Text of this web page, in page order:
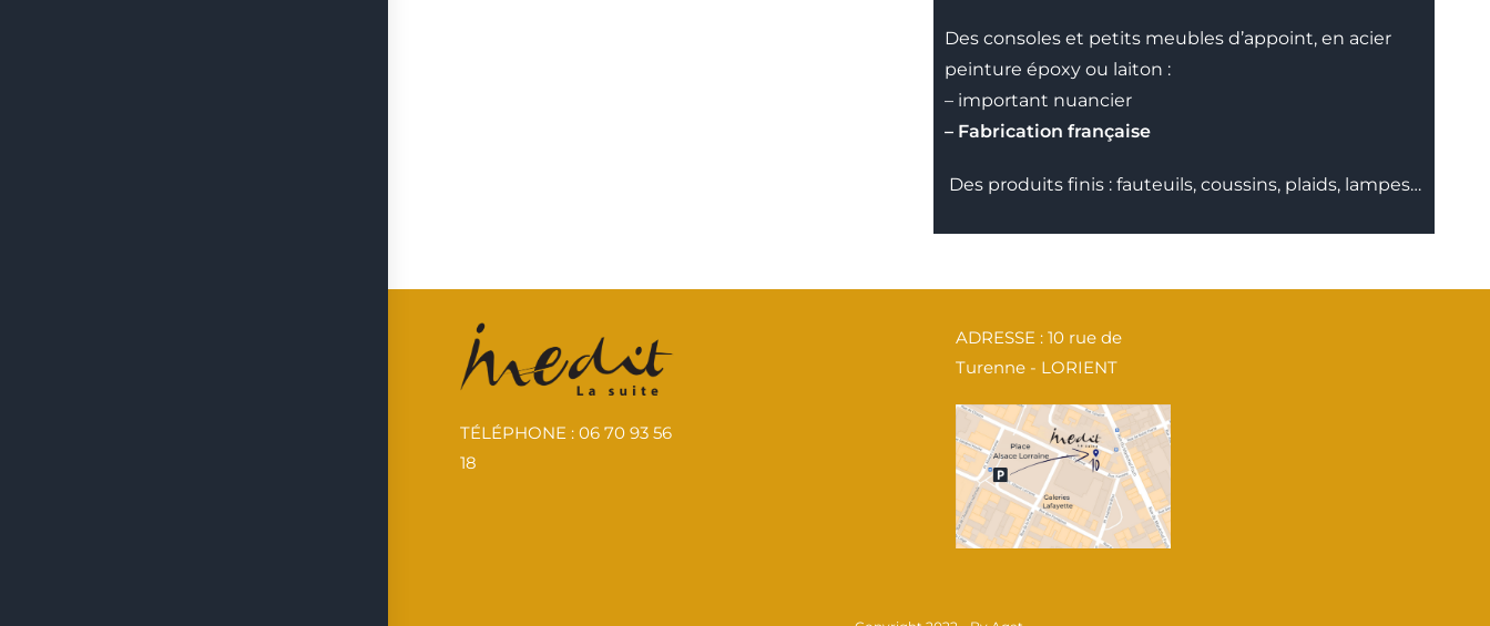
Des consoles et petits meubles d’appoint, en acier
peinture époxy ou laiton :
– important nuancier
– Fabrication française
Des produits finis : fauteuils, coussins, plaids, lampes…
TÉLÉPHONE : 06 70 93 56
18
ADRESSE : 10 rue de
Turenne - LORIENT